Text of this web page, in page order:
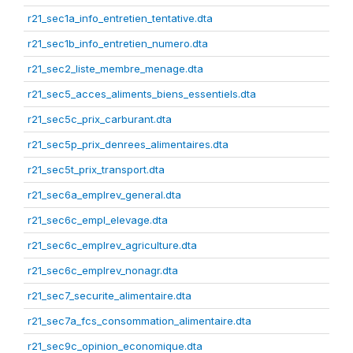
r21_sec1a_info_entretien_tentative.dta
r21_sec1b_info_entretien_numero.dta
r21_sec2_liste_membre_menage.dta
r21_sec5_acces_aliments_biens_essentiels.dta
r21_sec5c_prix_carburant.dta
r21_sec5p_prix_denrees_alimentaires.dta
r21_sec5t_prix_transport.dta
r21_sec6a_emplrev_general.dta
r21_sec6c_empl_elevage.dta
r21_sec6c_emplrev_agriculture.dta
r21_sec6c_emplrev_nonagr.dta
r21_sec7_securite_alimentaire.dta
r21_sec7a_fcs_consommation_alimentaire.dta
r21_sec9c_opinion_economique.dta